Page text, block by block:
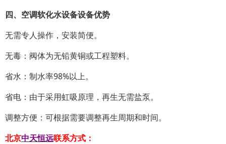
四、空调软化水设备设备优势
无需专人操作，安装简便。
无毒：阀体为无铅黄铜或工程塑料。
省水：制水率98%以上。
省电：由于采用虹吸原理，再生无需盐泵。
调整方便：可根据需要调整再生周期和时间。
北京中天恒远联系方式：